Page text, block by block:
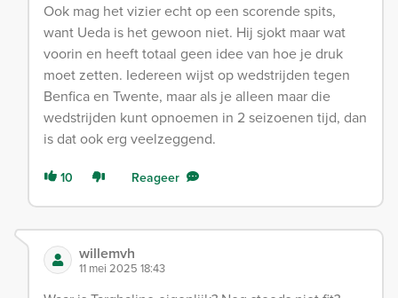
Ook mag het vizier echt op een scorende spits,
want Ueda is het gewoon niet. Hij sjokt maar wat
voorin en heeft totaal geen idee van hoe je druk
moet zetten. Iedereen wijst op wedstrijden tegen
Benfica en Twente, maar als je alleen maar die
wedstrijden kunt opnoemen in 2 seizoenen tijd, dan
is dat ook erg veelzeggend.
10 Reageer
willemvh
11 mei 2025 18:43